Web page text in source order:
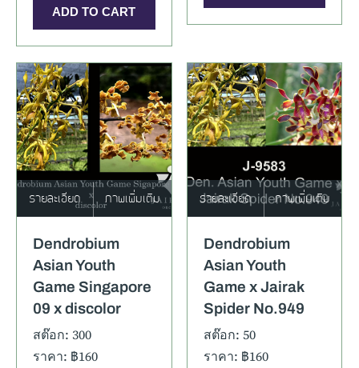
รายละเอียด ภาพเพิ่มเติม
Dendrobium
Asian Youth
Game Singapore
09 x discolor
สต๊อก: 300
ราคา: ฿160
รายละเอียด ภาพเพิ่มเติม
Dendrobium
Asian Youth
Game x Jairak
Spider No.949
สต๊อก: 50
ราคา: ฿160